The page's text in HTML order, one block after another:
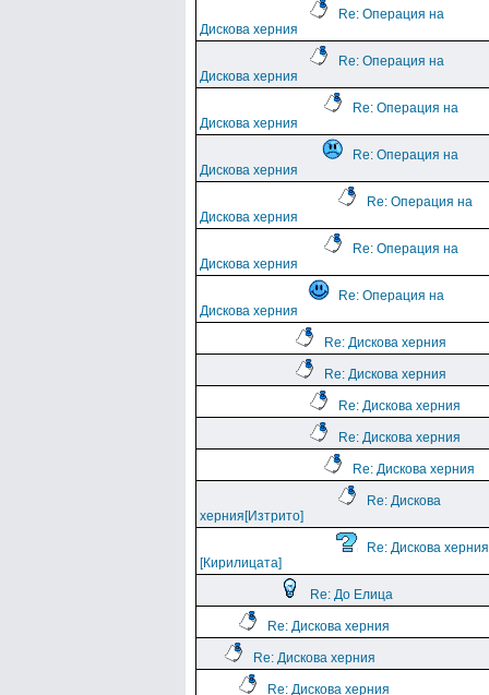
Re: Операция на
Дискова херния
Re: Операция на
Дискова херния
Re: Операция на
Дискова херния
Re: Операция на
Дискова херния
Re: Операция на
Дискова херния
Re: Операция на
Дискова херния
Re: Операция на
Дискова херния
Re: Дискова херния
Re: Дискова херния
Re: Дискова херния
Re: Дискова херния
Re: Дискова херния
Re: Дискова
херния[Изтрито]
Re: Дискова херния
[Кирилицата]
Re: До Елица
Re: Дискова херния
Re: Дискова херния
Re: Дискова херния